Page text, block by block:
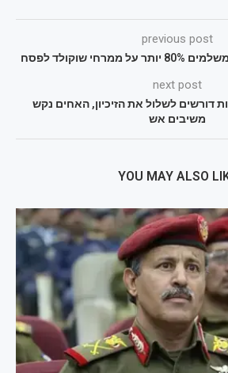
previous post
שוקולד לפסח
next post
דורשים לשלול את הזיכיון, האחים נקש
משיבים אש
YOU MAY ALSO